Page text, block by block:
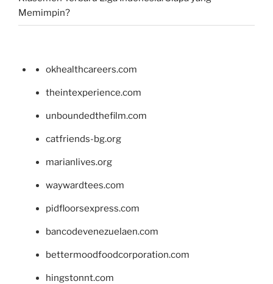
Memimpin?
okhealthcareers.com
theintexperience.com
unboundedthefilm.com
catfriends-bg.org
marianlives.org
waywardtees.com
pidfloorsexpress.com
bancodevenezuelaen.com
bettermoodfoodcorporation.com
hingstonnt.com